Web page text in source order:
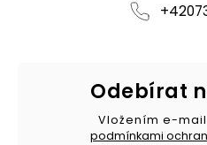
Odebírat
Vložením e-
podmínkami